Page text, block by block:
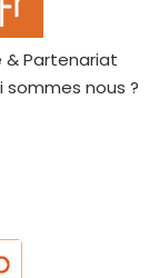
& Partenariat
sommes nous ?